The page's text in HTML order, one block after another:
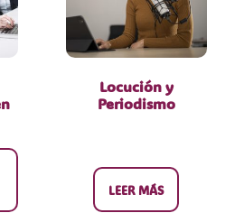
Locución y
Periodismo
LEER MÁS